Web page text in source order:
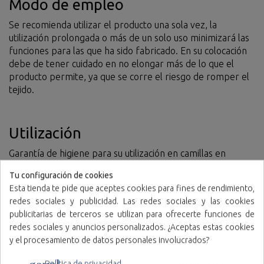
Modo de empleo
Se recomienda utilizar el producto una sola vez, la
utilización prolongada o más de un solo uso minimizará las
funciones para las que ha sido fabricado. En su colocación
debe de tener cuidado en no elongar más de lo que el
producto permite, ya que se corre el riesgo de romper el
tejido.
Utilización
Garantía de higiene para su utilización en camillas en
Peluquería, Establecimientos Hoteleros, Albergues, etc…
Materiales
Polipropileno Tejido No Tejido
Tu configuración de cookies
Esta tienda te pide que aceptes cookies para fines de rendimiento,
redes sociales y publicidad. Las redes sociales y las cookies
publicitarias de terceros se utilizan para ofrecerte funciones de
redes sociales y anuncios personalizados. ¿Aceptas estas cookies
y el procesamiento de datos personales involucrados?